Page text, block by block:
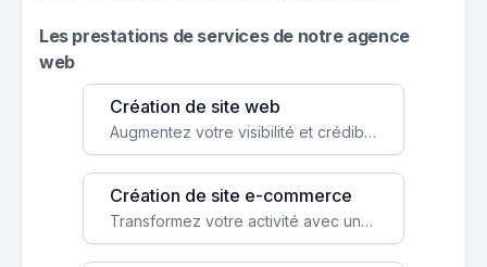
Les prestations de services de notre agence
web
Création de site web
Augmentez votre visibilité et crédibilité en ligne avec un site web performant, conçu pour attirer plus de clients.
Création de site e-commerce
Transformez votre activité avec une boutique en ligne, accessible à l'échelle mondiale 24/7.